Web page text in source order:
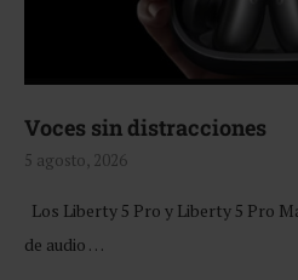
Voces sin distracciones
5 agosto, 2026
Los Liberty 5 Pro y Liberty 5 Pro
de audio …